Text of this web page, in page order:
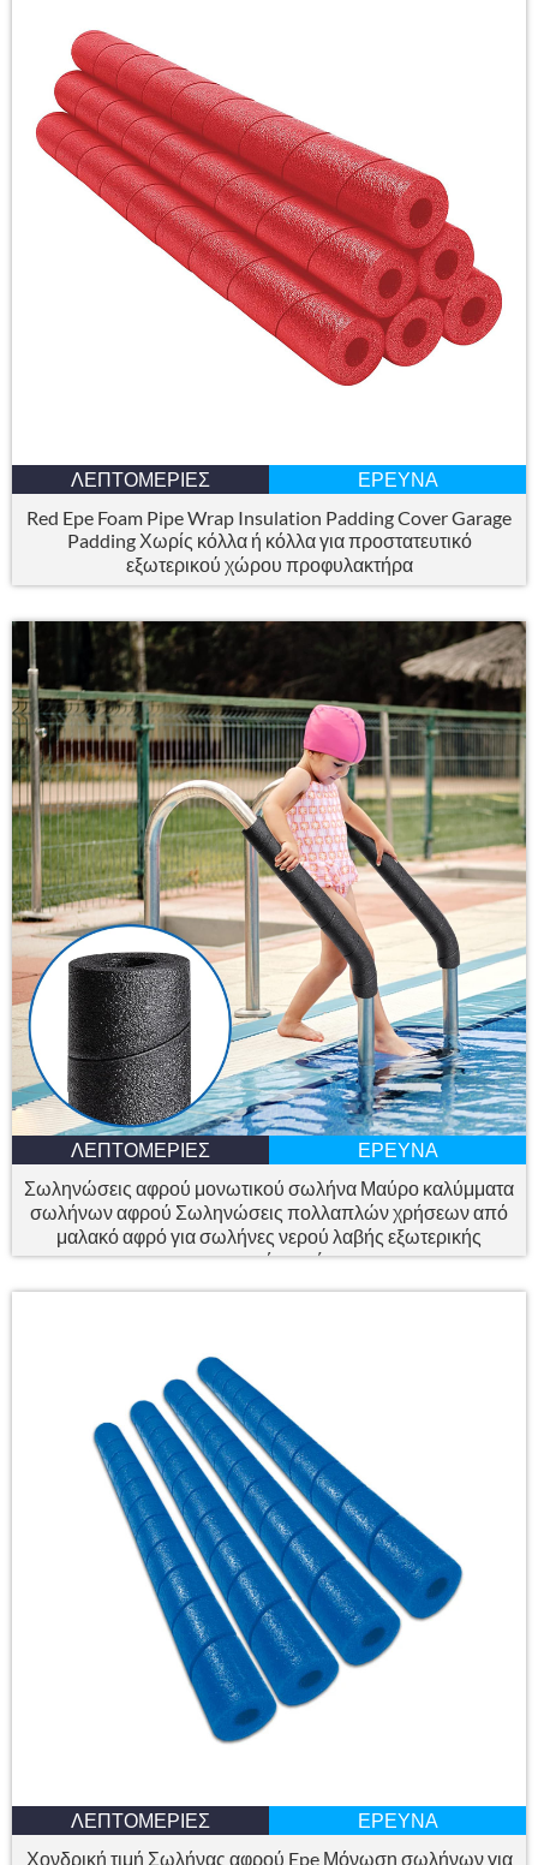
ΛΕΠΤΟΜΈΡΙΕΣ
ΈΡΕΥΝΑ
Red Epe Foam Pipe Wrap Insulation Padding Cover Garage
Padding Χωρίς κόλλα ή κόλλα για προστατευτικό
εξωτερικού χώρου προφυλακτήρα
ΛΕΠΤΟΜΈΡΙΕΣ
ΈΡΕΥΝΑ
Σωληνώσεις αφρού μονωτικού σωλήνα Μαύρο καλύμματα
σωλήνων αφρού Σωληνώσεις πολλαπλών χρήσεων από
μαλακό αφρό για σωλήνες νερού λαβής εξωτερικής
εσωτερικής πισίνας
ΛΕΠΤΟΜΈΡΙΕΣ
ΈΡΕΥΝΑ
Χονδρική τιμή Σωλήνας αφρού Epe Μόνωση σωλήνων για